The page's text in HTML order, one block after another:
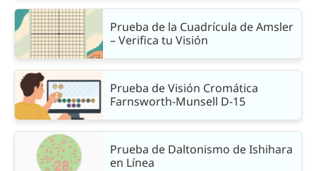
Prueba de la Cuadrícula de Amsler
– Verifica tu Visión
Prueba de Visión Cromática
Farnsworth-Munsell D-15
Prueba de Daltonismo de Ishihara
en Línea